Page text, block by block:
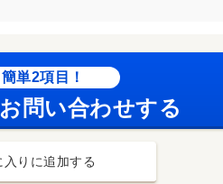
単2項目！
問い合わせする
入りに追加する